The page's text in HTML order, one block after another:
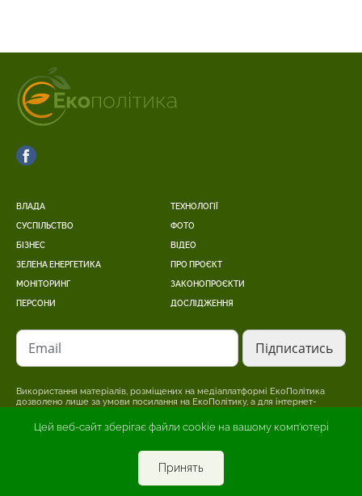
Цей веб-сайт зберігає файли cookie на вашому комп'ютері
Принять
ВЛАДА
СУСПІЛЬСТВО
БІЗНЕС
ЗЕЛЕНА ЕНЕРГЕТИКА
МОНІТОРИНГ
ПЕРСОНИ
ТЕХНОЛОГІЇ
ФОТО
ВІДЕО
ПРО ПРОЄКТ
ЗАКОНОПРОЄКТИ
ДОСЛІДЖЕННЯ
Email
Використання матеріалів, розміщених на медіаплатформі ЕкоПолітика
дозволено лише за умови посилання на ЕкоПолітику, а для інтернет-
гіперпосилання на сторінку, де розміщено оригінальний матеріал.
матеріалі. Відповідальність за достовірність інформації, опублікованої в
рекламних матеріалах, несе рекламодавець.